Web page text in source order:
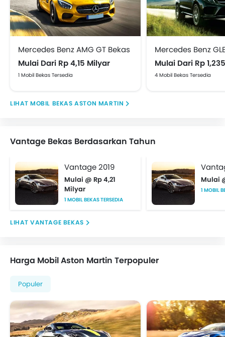
Mercedes Benz AMG GT Bekas
Mulai Dari Rp 4,15 Milyar
1 Mobil Bekas Tersedia
Mulai Dari Rp
4 Mobil Bekas Tersedia
MOBIL BEKAS ASTON MARTIN
Vantage Bekas Berdasarkan Tahun
Vantage 2019
Mulai @ Rp 4,21
Milyar
1 MOBIL BEKAS TERSEDIA
Mulai
1 MOBIL
VANTAGE BEKAS
Harga Mobil Aston Martin Terpopuler
Populer